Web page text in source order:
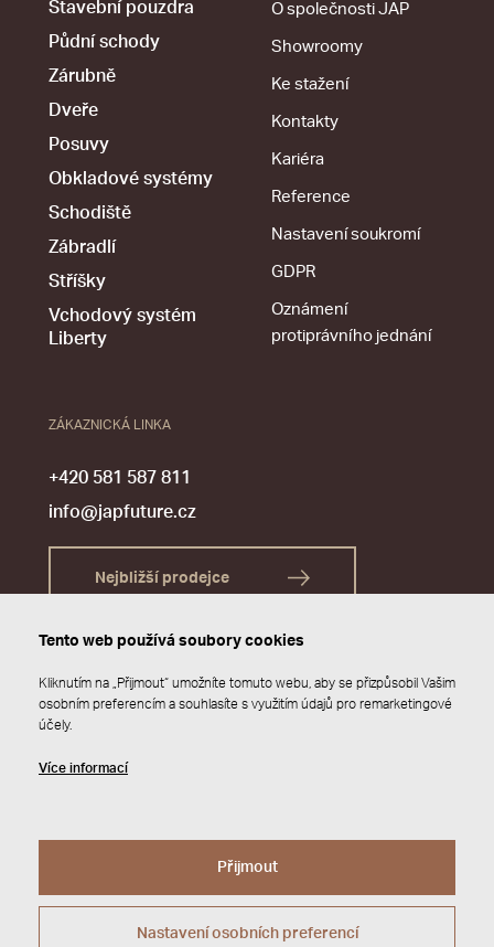
Stavební pouzdra
Půdní schody
Zárubně
Dveře
Posuvy
Obkladové systémy
Schodiště
Zábradlí
Stříšky
Vchodový systém
Liberty
O společnosti JAP
Showroomy
Ke stažení
Kontakty
Kariéra
Reference
Nastavení soukromí
GDPR
Oznámení
protiprávního jednání
ZÁKAZNICKÁ LINKA
+420 581 587 811
info@japfuture.cz
Nejbližší prodejce
© 2026 JAP FUTURE s.r.o.
Zásady ochrany osobních údajů
Tento web používá soubory cookies
Kliknutím na „Přijmout“ umožníte tomuto webu, aby se přizpůsobil Vašim
osobním preferencím a souhlasíte s využitím údajů pro remarketingové
účely.
Více informací
Přijmout
Nastavení osobních preferencí